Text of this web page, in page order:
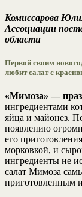
Комиссарова
Ассоциации
области
Первой своим
любит салат с
«Мимоза» —
ингредиентами
яйца и майонез.
появлению
его
морковкой, и
ингредиенты не
салат Мимоза
приготовленным